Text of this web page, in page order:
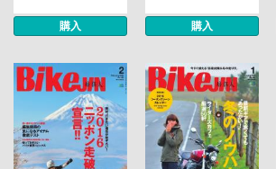
購入 購入